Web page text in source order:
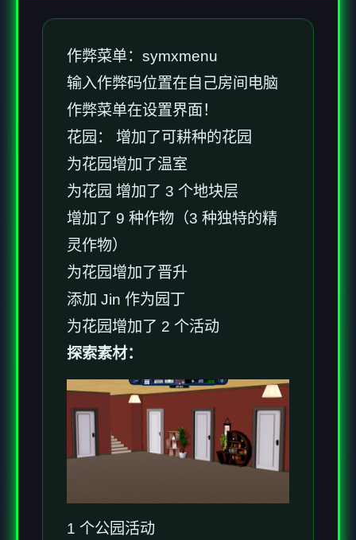
作弊菜单：symxmenu
输入作弊码位置在自己房间电脑
作弊菜单在设置界面！
花园： 增加了可耕种的花园
为花园增加了温室
为花园 增加了 3 个地块层
增加了 9 种作物（3 种独特的精
灵作物）
为花园增加了晋升
添加 Jin 作为园丁
为花园增加了 2 个活动
探索素材：
1 个公园活动